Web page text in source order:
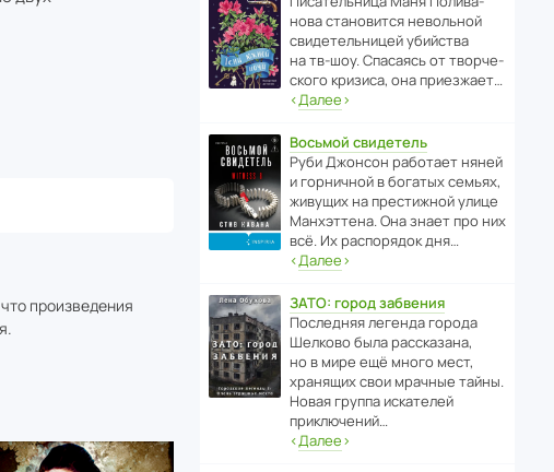
произведения
нова стано­вится невольной
свиде­тель­ницей убийства
на тв-шоу. Спасаясь от твор­че­
с­кого кризиса, она приезжает…
‹Далее›
Восьмой свидетель
Руби Джонсон рабо­тает няней
и горни­чной в богатых семьях,
живущих на прес­ти­жной улице
Манх­эт­тена. Она знает про них
всё. Их распо­рядок дня…
‹Далее›
ЗАТО: город забвения
После­дняя легенда города
Шелково была расска­зана,
но в мире ещё много мест,
хранящих свои мрачные тайны.
Новая группа иска­телей
приключений…
‹Далее›